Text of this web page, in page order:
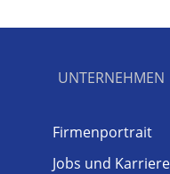
UNTERNEHMEN
Firmenportrait
Jobs und Karriere